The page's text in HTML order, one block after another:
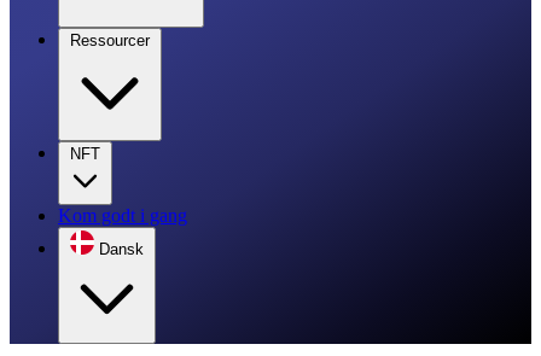
Ressourcer
NFT
Kom godt i gang
Dansk